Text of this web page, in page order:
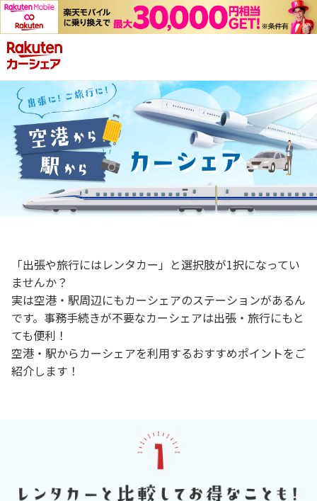
「出張や旅行にはレンタカー」と選択肢が1択になってい
ませんか？
実は空港・駅周辺にもカーシェアのステーションがあるん
です。事務手続きが不要なカーシェアは出張・旅行にもと
ても便利！
空港・駅からカーシェアを利用するおすすめポイントをご
紹介します！